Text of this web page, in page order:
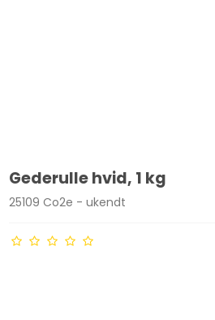
Gederulle hvid, 1 kg
25109 Co2e - ukendt